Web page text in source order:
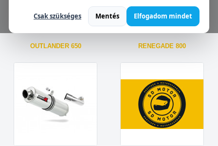
Csak szükséges Mentés Elfogadom mindet
OUTLANDER 650 RENEGADE 800